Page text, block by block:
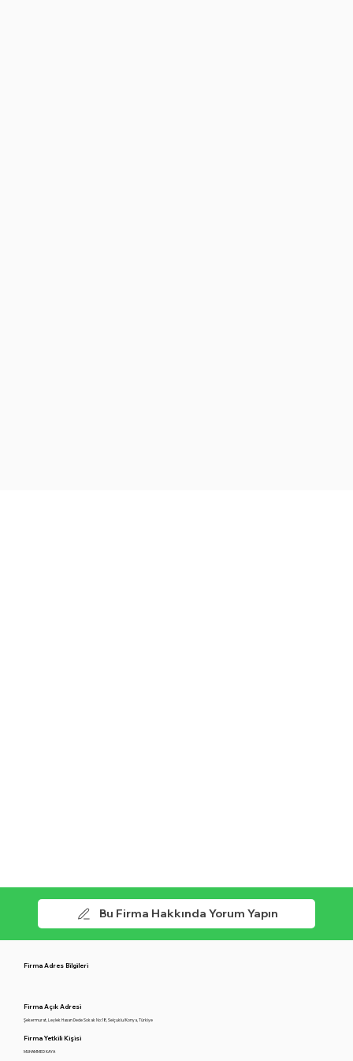
Bu Firma Hakkında Yorum Yapın
Firma Açık Adresi
Şekermurat, Leylek Hasan Dede Sokak No:18, Selçuklu/Konya, Türkiye
Firma Yetkili Kişisi
MUHAMMED KAYA
Firma Adres Bilgileri